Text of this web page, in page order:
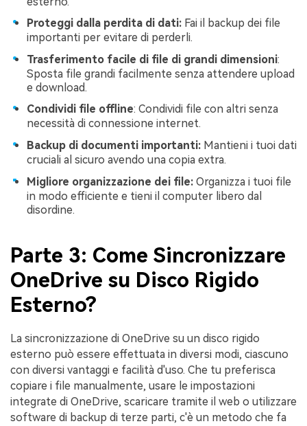
Proteggi dalla perdita di dati: Fai il backup dei file
importanti per evitare di perderli.
Trasferimento facile di file di grandi dimensioni:
Sposta file grandi facilmente senza attendere upload
e download.
Condividi file offline: Condividi file con altri senza
necessità di connessione internet.
Backup di documenti importanti: Mantieni i tuoi dati
cruciali al sicuro avendo una copia extra.
Migliore organizzazione dei file: Organizza i tuoi file
in modo efficiente e tieni il computer libero dal
disordine.
Parte 3: Come Sincronizzare
OneDrive su Disco Rigido
Esterno?
La sincronizzazione di OneDrive su un disco rigido
esterno può essere effettuata in diversi modi, ciascuno
con diversi vantaggi e facilità d'uso. Che tu preferisca
copiare i file manualmente, usare le impostazioni
integrate di OneDrive, scaricare tramite il web o utilizzare
software di backup di terze parti, c'è un metodo che fa